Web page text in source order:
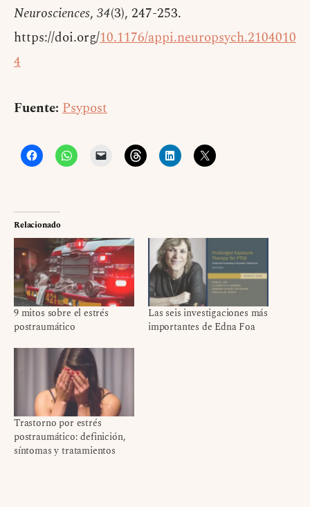
Neurosciences, 34(3), 247-253.
https://doi.org/10.1176/appi.neuropsych.2104010
4
Fuente: Psypost
Relacionado
9 mitos sobre el estrés
postraumático
Las seis investigaciones más
importantes de Edna Foa
Trastorno por estrés
postraumático: definición,
síntomas y tratamientos